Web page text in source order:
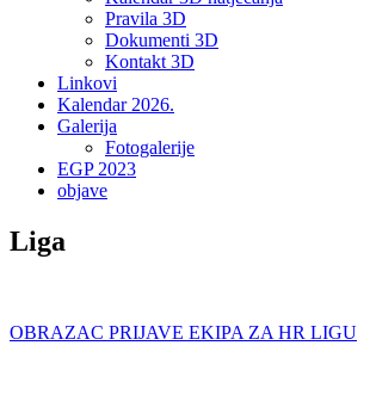
Pravila 3D
Dokumenti 3D
Kontakt 3D
Linkovi
Kalendar 2026.
Galerija
Fotogalerije
EGP 2023
objave
Liga
OBRAZAC PRIJAVE EKIPA ZA HR LIGU